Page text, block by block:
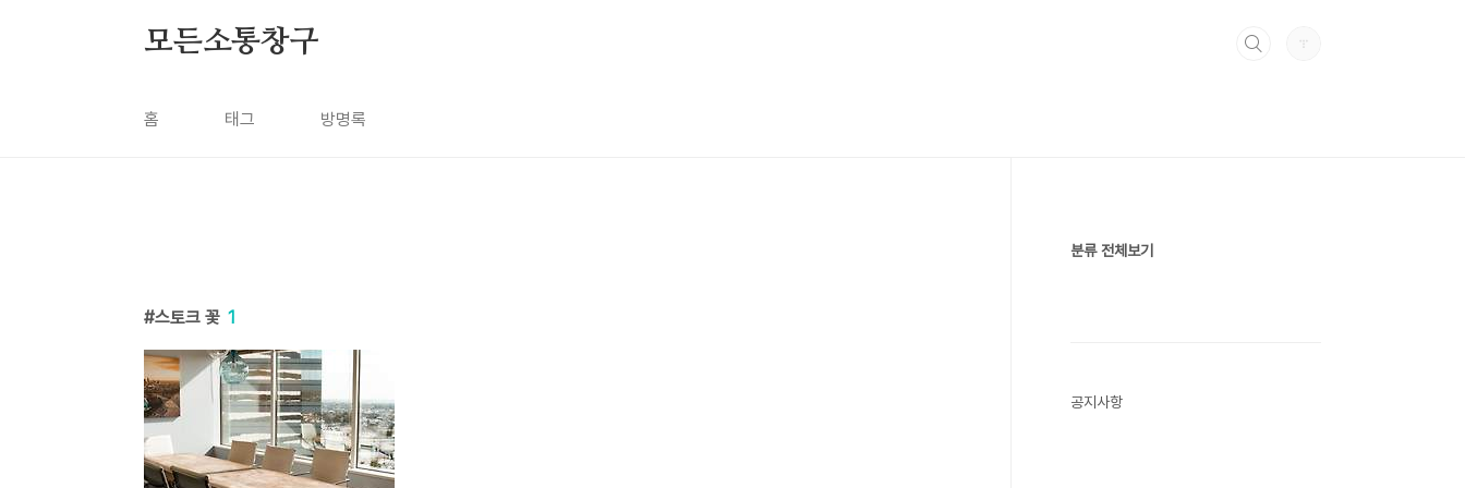
모든소통창구
홈 태그 방명록
스토크 꽃 1
분류 전체보기
공지사항